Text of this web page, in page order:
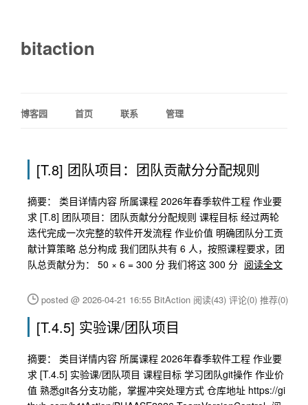
bitaction
博客园 首页 联系 管理
[T.8] 团队项目：团队贡献分分配规则
摘要： 类目详情内容 所属课程 2026年春季软件工程 作业要
求 [T.8] 团队项目：团队贡献分分配规则 课程目标 经过两轮
迭代完成一次完整的软件开发流程 作业价值 明确团队分工贡
献计算策略 总分构成 我们团队共有 6 人，按照课程要求，团
队总贡献分为： 50 × 6 = 300 分 我们将这 300 分 阅读全文
posted @ 2026-04-21 16:55 BitAction 阅读(43) 评论(0) 推荐(0)
[T.4.5] 实验课/团队项目
摘要： 类目详情内容 所属课程 2026年春季软件工程 作业要
求 [T.4.5] 实验课/团队项目 课程目标 学习团队git操作 作业价
值 熟悉git各分支功能，掌握冲突处理方式 仓库地址 https://gi